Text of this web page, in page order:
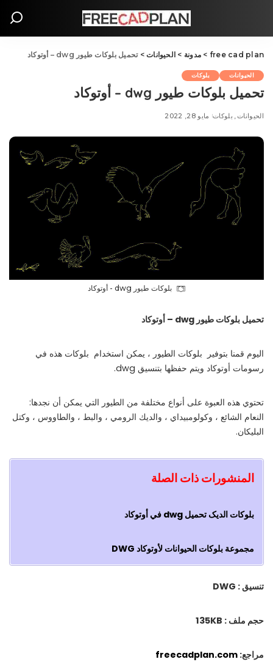
free cad plan
> مدونة > الحيوانات>تحميل بلوکات طيور dwg – أوتوكاد
الحيوانات بلوکات
تحميل بلوکات طيور dwg – أوتوكاد
الحيوانات بلوکات مايو 28, 2022
بلوکات طيور dwg - أوتوكاد
تحميل بلوکات طيور dwg – أوتوكاد
اليوم قمنا بتوفير بلوکات الطيور ، يمكن استخدام بلوکات هذه في
رسومات أوتوكاد ويتم حفظها بتنسيق dwg.
تحتوي هذه العبوة على أنواع مختلفة من الطيور التي يمكن أن نجدها:
النعام الشائع ، وكولومبيداي ، والديك الرومي ، والبط ، والطاووس ، وكتل
البليكان.
المنشورات ذات الصلة
بلوکات الدیک تحميل dwg في أوتوكاد
مجموعة بلوکات الحيوانات لأوتوكاد DWG
تنسيق : DWG
حجم ملف : 135KB
مراجع: freecadplan.com